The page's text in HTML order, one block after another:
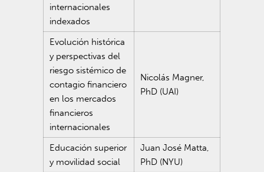
internacionales
indexados
Evolución histórica
y perspectivas del
riesgo sistémico de
contagio financiero
en los mercados
financieros
internacionales
Nicolás Magner,
PhD (UAI)
Educación superior
y movilidad social
Juan José Matta,
PhD (NYU)